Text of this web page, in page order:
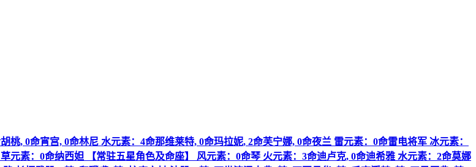
, 0命宵宫, 0命林尼 水元素：4命那维莱特, 0命玛拉妮, 2命芙宁娜, 0命夜兰 雷元素：0命雷电将军 冰元素：
元素：0命纳西妲 【常驻五星角色及命座】 风元素：0命琴 火元素：3命迪卢克, 0命迪希雅 水元素：2命莫娜